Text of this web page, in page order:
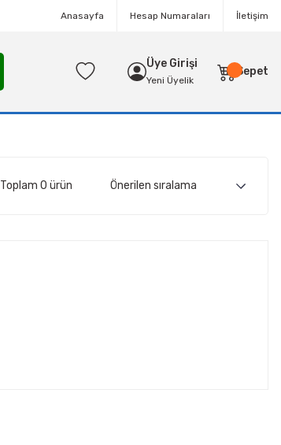
Anasayfa Hesap Numaraları İletişim
Üye Girişi
Yeni Üyelik
Sepet
Toplam 0 ürün